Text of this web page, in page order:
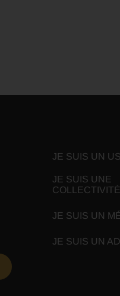
JE SUIS UN
JE SUIS UNE
COLLECTIVITÉ
JE SUIS UN
JE SUIS UN